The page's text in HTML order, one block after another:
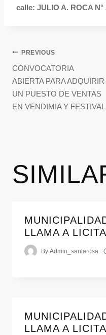
calle: JULIO A. ROCA N°
PREVIOUS
CONVOCATORIA
ABIERTA PARA ADQUIRIR
UN PUESTO DE VENTAS
EN VENDIMIA Y FESTIVAL
LLAMA A
By Admin_santarosa
LLAMA A